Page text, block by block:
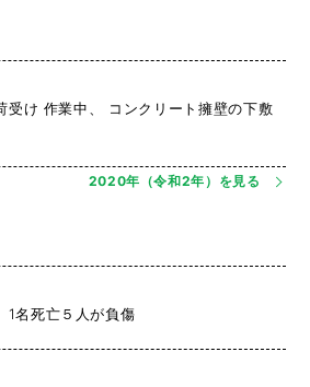
受け 作業中、 コンクリート擁壁の下敷
2020年（令和2年）を見る
1名死亡５人が負傷